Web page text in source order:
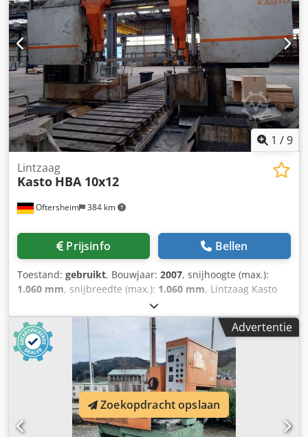
1 /9
Oftersheim 384 km
Lintzaag
Kasto HBA 10x12
Prijsinfo Bellen
Toestand: gebruikt, Bouwjaar: 2007, snijhoogte (max.):
1.060 mm, snijbreedte (max.): 1.060 mm, Lintzaag Kasto
HBA 10×12, bouwjaar 2007 Zaagbereiken: Rond zaagbereik:
1.060 mm Vierkant zaagbereik: 1.060 x 1.060 mm Vlak
zaagbereik: 1.060 x 1.260 mm Spanklem bereik: 300 – 1.260
mm Kleinste te zagen afmeting: ca. Ø 300 mm Kortste
afsnijlengte: 10 mm Dedpfx Aswk D Efsniowa Minimale
reststuklengte enkelvoudige zaagsnede: 20 mm Minimale
reststuklengte automatische modus: 100 mm Maximale
tafelbelasting: 50 ton Verstelweg tafel: 6.100 mm Totale
aandrijvingsvermogen: 20 kW Zaagmotor: 11 kW Traploos
instelbare zaagsnelheid bij 50 en 60 Hz: 12 – 90 m/min
Advertentie
Zoekopdracht opslaan